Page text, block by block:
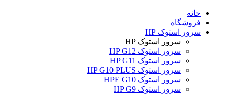
خانه
فروشگاه
سرور استوک HP
سرور استوک HP
سرور استوک HP G12
سرور استوک HP G11
سرور استوک HP G10 PLUS
سرور استوک HPE G10
سرور استوک HP G9